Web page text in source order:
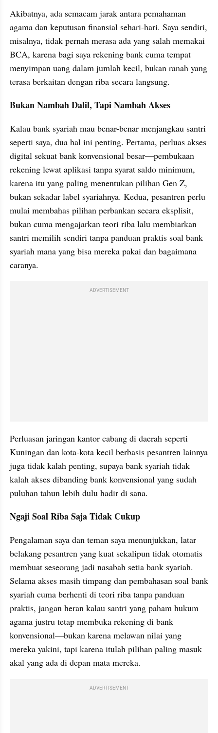
Akibatnya, ada semacam jarak antara pemahaman
agama dan keputusan finansial sehari-hari. Saya sendiri,
misalnya, tidak pernah merasa ada yang salah memakai
BCA, karena bagi saya rekening bank cuma tempat
menyimpan uang dalam jumlah kecil, bukan ranah yang
terasa berkaitan dengan riba secara langsung.
Bukan Nambah Dalil, Tapi Nambah Akses
Kalau bank syariah mau benar-benar menjangkau santri
seperti saya, dua hal ini penting. Pertama, perluas akses
digital sekuat bank konvensional besar—pembukaan
rekening lewat aplikasi tanpa syarat saldo minimum,
karena itu yang paling menentukan pilihan Gen Z,
bukan sekadar label syariahnya. Kedua, pesantren perlu
mulai membahas pilihan perbankan secara eksplisit,
bukan cuma mengajarkan teori riba lalu membiarkan
santri memilih sendiri tanpa panduan praktis soal bank
syariah mana yang bisa mereka pakai dan bagaimana
caranya.
ADVERTISEMENT
Perluasan jaringan kantor cabang di daerah seperti
Kuningan dan kota-kota kecil berbasis pesantren lainnya
juga tidak kalah penting, supaya bank syariah tidak
kalah akses dibanding bank konvensional yang sudah
puluhan tahun lebih dulu hadir di sana.
Ngaji Soal Riba Saja Tidak Cukup
Pengalaman saya dan teman saya menunjukkan, latar
belakang pesantren yang kuat sekalipun tidak otomatis
membuat seseorang jadi nasabah setia bank syariah.
Selama akses masih timpang dan pembahasan soal bank
syariah cuma berhenti di teori riba tanpa panduan
praktis, jangan heran kalau santri yang paham hukum
agama justru tetap membuka rekening di bank
konvensional—bukan karena melawan nilai yang
mereka yakini, tapi karena itulah pilihan paling masuk
akal yang ada di depan mata mereka.
ADVERTISEMENT